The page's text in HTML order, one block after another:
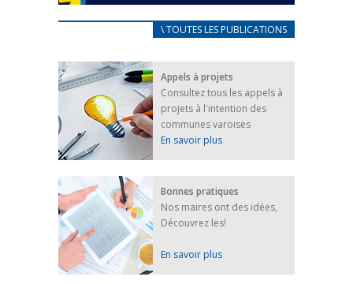
CARNET D’ACCUEIL
25 avril 2022
Afin d’accompagner au mieux les réfugiés
ukrainiens arrivés en France,...
FEUILLETER
\ TOUTES LES PUBLICATIONS
Appels à projets
Consultez tous les appels à
projets à l'intention des
communes varoises
En savoir plus
Bonnes pratiques
Nos maires ont des idées,
Découvrez les!
En savoir plus